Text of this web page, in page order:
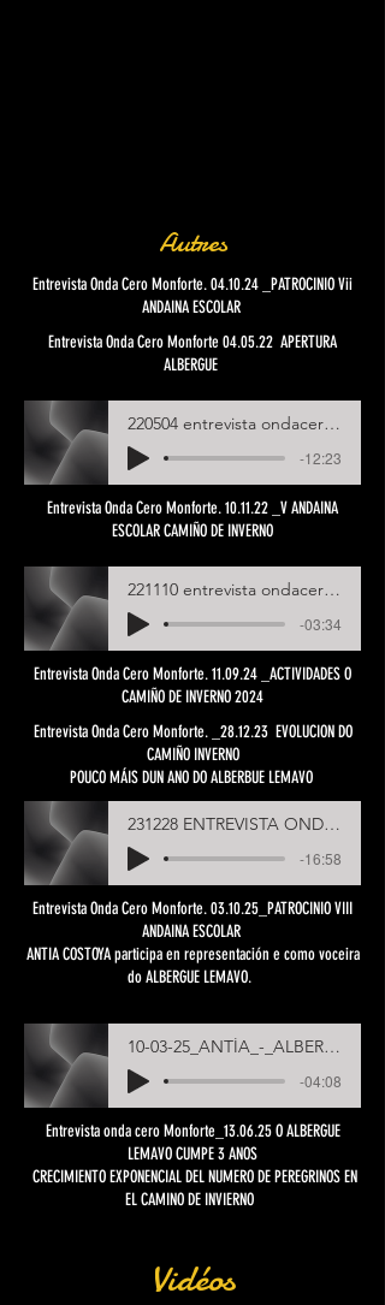
Autres
Entrevista Onda Cero Monforte. 04.10.24 _PATROCINIO Vii
ANDAINA ESCOLAR
Entrevista Onda Cero Monforte 04.05.22 APERTURA
ALBERGUE
220504 entrevista ondacero apertura albergue (online-audio-converter.com)
-12:23
Entrevista Onda Cero Monforte. 10.11.22 _V ANDAINA
ESCOLAR CAMIÑO DE INVERNO
221110 entrevista ondacero monforte V andaina escolar (online-audio-converter.com) (1)
-03:34
Entrevista Onda Cero Monforte. 11.09.24 _ACTIVIDADES O
CAMIÑO DE INVERNO 2024
Entrevista Onda Cero Monforte. _28.12.23 EVOLUCION DO
CAMIÑO INVERNO
POUCO MÁIS DUN ANO DO ALBERBUE LEMAVO
231228 ENTREVISTA ONDA CERO_Evolucion Albergue Lemavo
-16:58
Entrevista Onda Cero Monforte. 03.10.25_PATROCINIO VIII
ANDAINA ESCOLAR
ANTIA COSTOYA participa en representación e como voceira
do ALBERGUE LEMAVO.
10-03-25_ANTÍA_-_ALBERGUE_LEMAVO_ANTIA_VIII ANDAINA_ESCOLAR
-04:08
Entrevista onda cero Monforte_13.06.25 O ALBERGUE
LEMAVO CUMPE 3 ANOS
CRECIMIENTO EXPONENCIAL DEL NUMERO DE PEREGRINOS EN
EL CAMINO DE INVIERNO
Vidéos